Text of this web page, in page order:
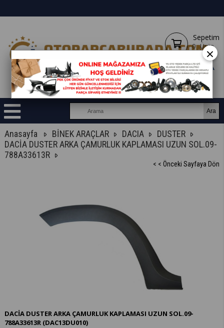
Sepetim
0 Ürün
Anasayfa BİNEK ARAÇLAR DACIA
DUSTER
DACİA DUSTER ARKA ÇAMURLUK KAPLAMASI UZUN SOL.09-
788A33613R
< < Önceki Sayfaya Dön
DACİA DUSTER ARKA ÇAMURLUK KAPLAMASI UZUN SOL.09-
788A33613R (DAC13DU010)
×